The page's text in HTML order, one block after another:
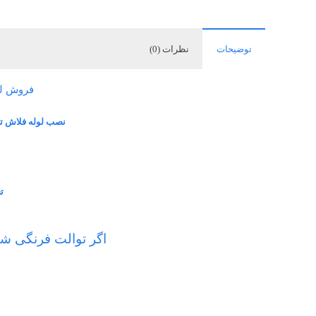
توضیحات نظرات (0)
فروش
نصب لوله فلاش
اگر توالت فرنگی